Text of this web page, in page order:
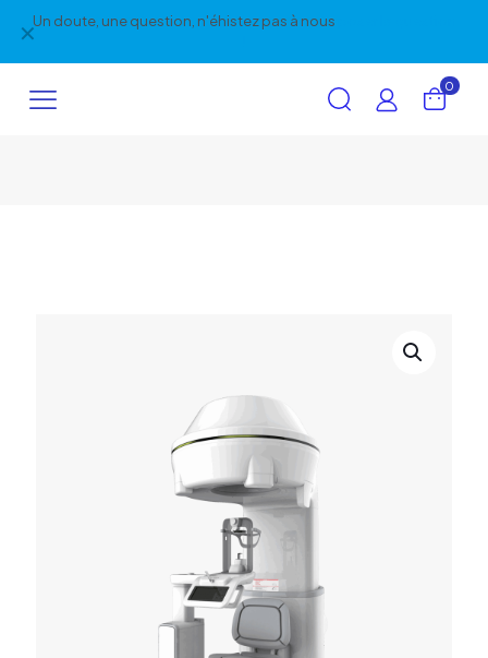
Un doute, une question, n'éhistez pas à nous
✕
0